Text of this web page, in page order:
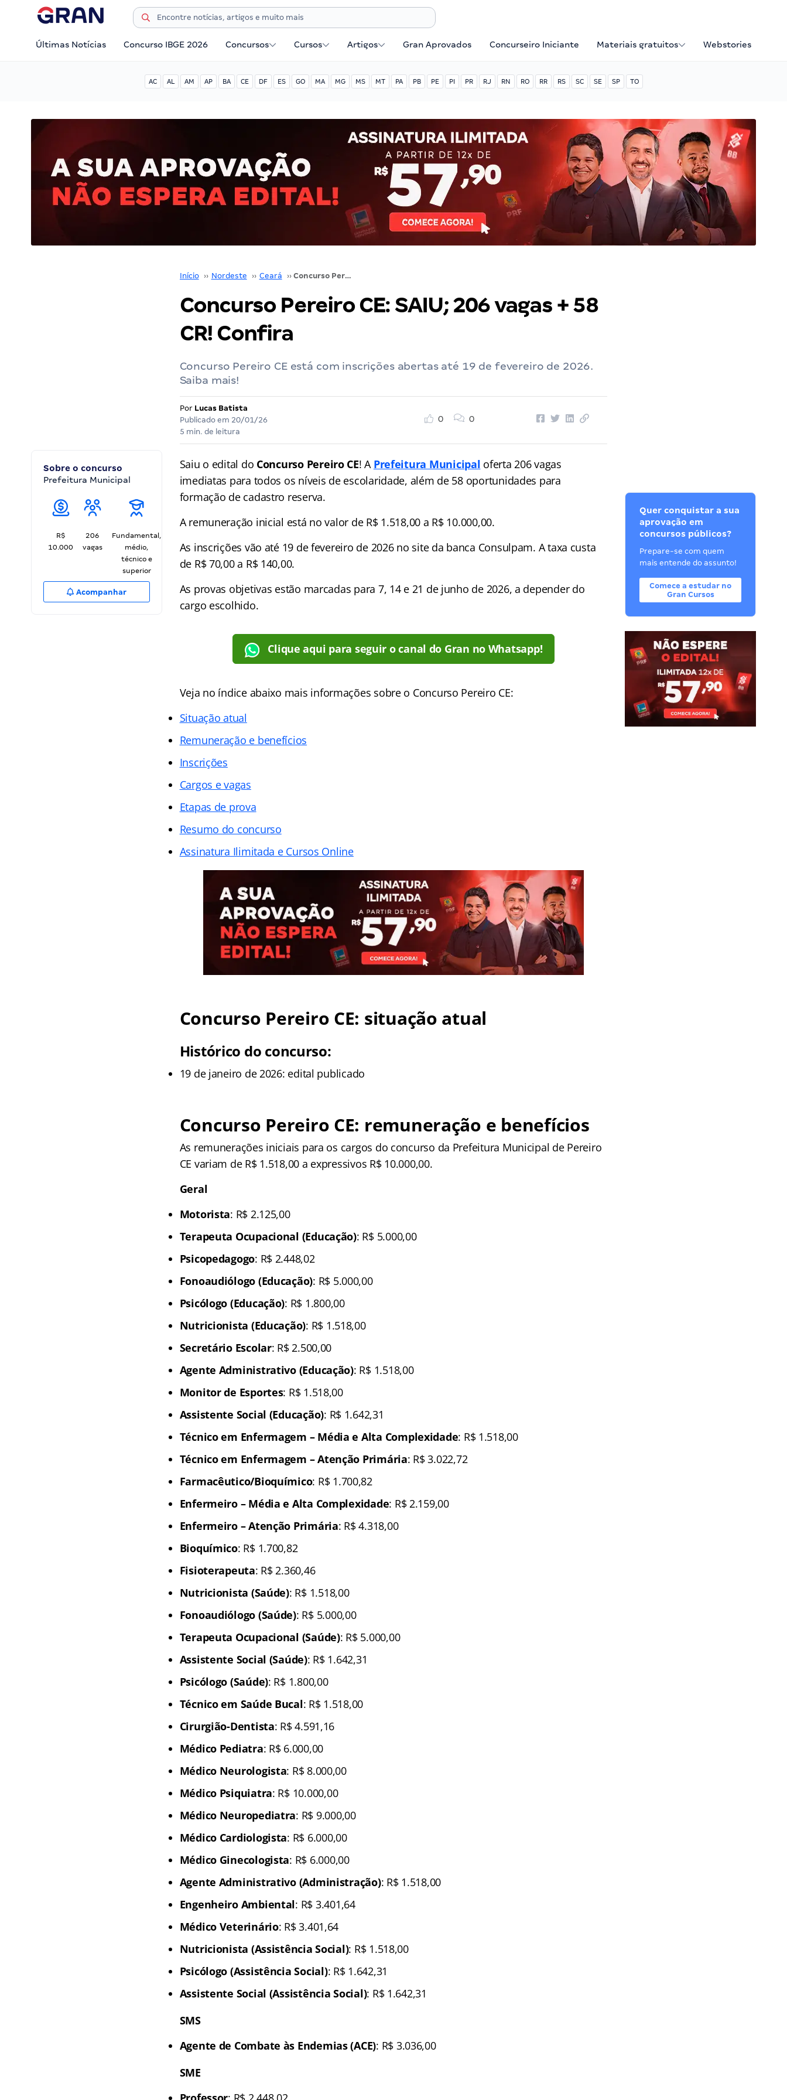
Últimas Notícias Concurso IBGE 2026 Concursos Cursos Artigos Gran Aprovados Concurseiro Iniciante Materiais gratuitos Webstories
AC AL AM AP BA CE DF ES GO MA MG MS MT PA PB PE PI PR RJ RN RO RR RS SC SE SP TO
Início ›› Nordeste ›› Ceará ›› Concurso Pereiro CE: SAIU; 206 vagas + 58 CR! Confira
Concurso Pereiro CE: SAIU; 206 vagas + 58
CR! Confira
Concurso Pereiro CE está com inscrições abertas até 19 de fevereiro de 2026.
Saiba mais!
Por Lucas Batista
Publicado em 20/01/26
5 min. de leitura
0 0
Sobre o concurso
Prefeitura Municipal
R$
10.000
206
vagas
Fundamental,
médio,
técnico e
superior
Acompanhar
Saiu o edital do Concurso Pereiro CE! A Prefeitura Municipal oferta 206 vagas
imediatas para todos os níveis de escolaridade, além de 58 oportunidades para
formação de cadastro reserva.
A remuneração inicial está no valor de R$ 1.518,00 a R$ 10.000,00.
As inscrições vão até 19 de fevereiro de 2026 no site da banca Consulpam. A taxa custa
de R$ 70,00 a R$ 140,00.
As provas objetivas estão marcadas para 7, 14 e 21 de junho de 2026, a depender do
cargo escolhido.
Clique aqui para seguir o canal do Gran no Whatsapp!
Veja no índiceabaixo mais informações sobre o Concurso Pereiro CE:
Situação atual
Remuneração e benefícios
Inscrições
Cargos e vagas
Etapas de prova
Resumo do concurso
Assinatura Ilimitada e Cursos Online
Concurso Pereiro CE: situação atual
Histórico do concurso:
19 de janeiro de 2026: edital publicado
Concurso Pereiro CE: remuneração e benefícios
As remunerações iniciais para os cargos do concurso da Prefeitura Municipal de Pereiro
CE variam de R$ 1.518,00 a expressivos R$ 10.000,00.
Geral
Motorista: R$ 2.125,00
Terapeuta Ocupacional (Educação): R$ 5.000,00
Psicopedagogo: R$ 2.448,02
Fonoaudiólogo (Educação): R$ 5.000,00
Psicólogo (Educação): R$ 1.800,00
Nutricionista (Educação): R$ 1.518,00
Secretário Escolar: R$ 2.500,00
Agente Administrativo (Educação): R$ 1.518,00
Monitor de Esportes: R$ 1.518,00
Assistente Social (Educação): R$ 1.642,31
Técnico em Enfermagem – Média e Alta Complexidade: R$ 1.518,00
Técnico em Enfermagem – Atenção Primária: R$ 3.022,72
Farmacêutico/Bioquímico: R$ 1.700,82
Enfermeiro – Média e Alta Complexidade: R$ 2.159,00
Enfermeiro – Atenção Primária: R$ 4.318,00
Bioquímico: R$ 1.700,82
Fisioterapeuta: R$ 2.360,46
Nutricionista (Saúde): R$ 1.518,00
Fonoaudiólogo (Saúde): R$ 5.000,00
Terapeuta Ocupacional (Saúde): R$ 5.000,00
Assistente Social (Saúde): R$ 1.642,31
Psicólogo (Saúde): R$ 1.800,00
Técnico em Saúde Bucal: R$ 1.518,00
Cirurgião-Dentista: R$ 4.591,16
Médico Pediatra: R$ 6.000,00
Médico Neurologista: R$ 8.000,00
Médico Psiquiatra: R$ 10.000,00
Médico Neuropediatra: R$ 9.000,00
Médico Cardiologista: R$ 6.000,00
Médico Ginecologista: R$ 6.000,00
Agente Administrativo (Administração): R$ 1.518,00
Engenheiro Ambiental: R$ 3.401,64
Médico Veterinário: R$ 3.401,64
Nutricionista (Assistência Social): R$ 1.518,00
Psicólogo (Assistência Social): R$ 1.642,31
Assistente Social (Assistência Social): R$ 1.642,31
SMS
Agente de Combate às Endemias (ACE): R$ 3.036,00
SME
Quer conquistar a sua
aprovação em
concursos públicos?
Prepare-se com quem
mais entende do assunto!
Comece a estudar no
Gran Cursos